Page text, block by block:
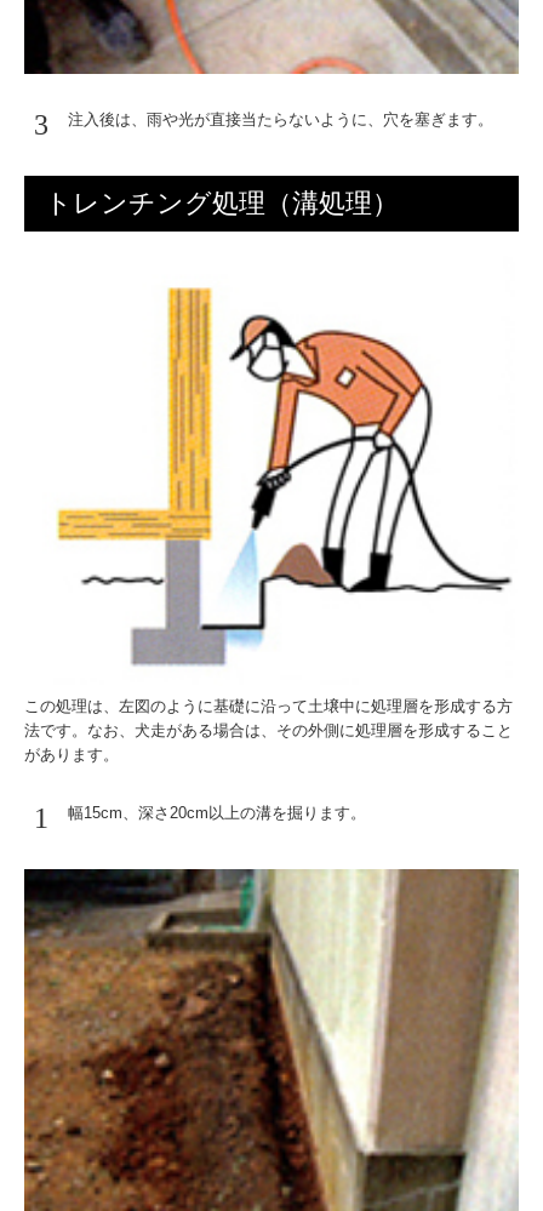
3 注入後は、雨や光が直接当たらないように、穴を塞ぎます。
トレンチング処理（溝処理）
この処理は、左図のように基礎に沿って土壌中に処理層を形成する方
法です。なお、犬走がある場合は、その外側に処理層を形成すること
があります。
1 幅15cm、深さ20cm以上の溝を掘ります。